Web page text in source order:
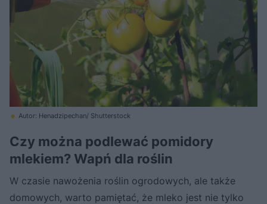
Autor: Henadzipechan/ Shutterstock
Czy można podlewać pomidory
mlekiem? Wapń dla roślin
W czasie nawożenia roślin ogrodowych, ale także
domowych, warto pamiętać, że mleko jest nie tylko